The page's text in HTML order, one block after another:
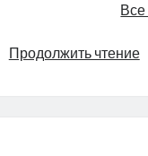
Все
Продолжить чтение